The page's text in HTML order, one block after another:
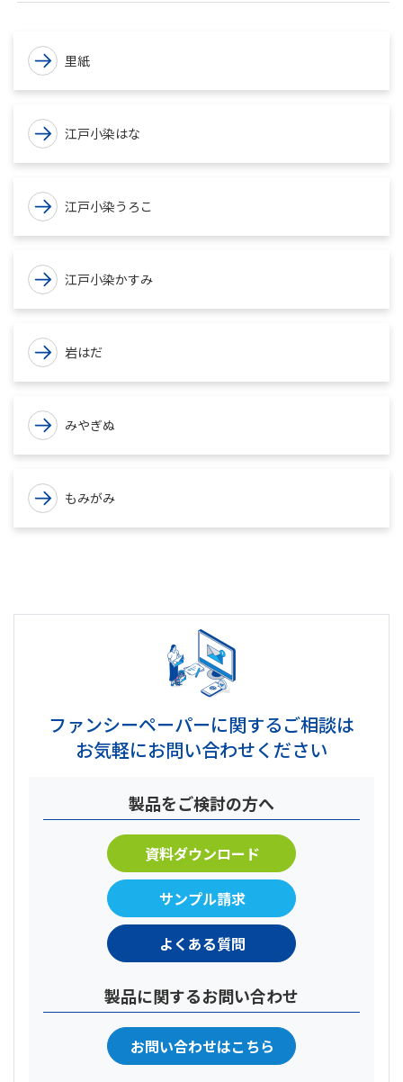
里紙
江戸小染はな
江戸小染うろこ
江戸小染かすみ
岩はだ
みやぎぬ
もみがみ
ファンシーペーパーに関するご相談は
お気軽にお問い合わせください
製品をご検討の方へ
資料ダウンロード
サンプル請求
よくある質問
製品に関するお問い合わせ
お問い合わせはこちら